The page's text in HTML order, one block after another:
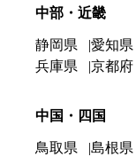
中部・近畿
静岡県 愛知県
兵庫県
京都府
中国・四国
鳥取県 島根県